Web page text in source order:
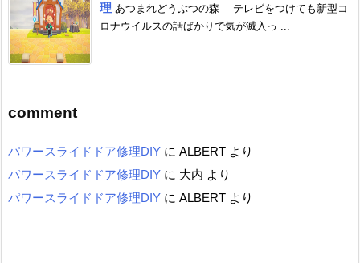
理 あつまれどうぶつの森 テレビをつけても新型コ
ロナウイルスの話ばかりで気が滅入っ ...
comment
パワースライドドア修理DIY に ALBERT より
パワースライドドア修理DIY に 大内 より
パワースライドドア修理DIY に ALBERT より